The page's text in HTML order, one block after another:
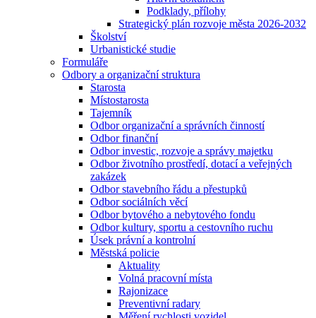
Podklady, přílohy
Strategický plán rozvoje města 2026-2032
Školství
Urbanistické studie
Formuláře
Odbory a organizační struktura
Starosta
Místostarosta
Tajemník
Odbor organizační a správních činností
Odbor finanční
Odbor investic, rozvoje a správy majetku
Odbor životního prostředí, dotací a veřejných
zakázek
Odbor stavebního řádu a přestupků
Odbor sociálních věcí
Odbor bytového a nebytového fondu
Odbor kultury, sportu a cestovního ruchu
Úsek právní a kontrolní
Městská policie
Aktuality
Volná pracovní místa
Rajonizace
Preventivní radary